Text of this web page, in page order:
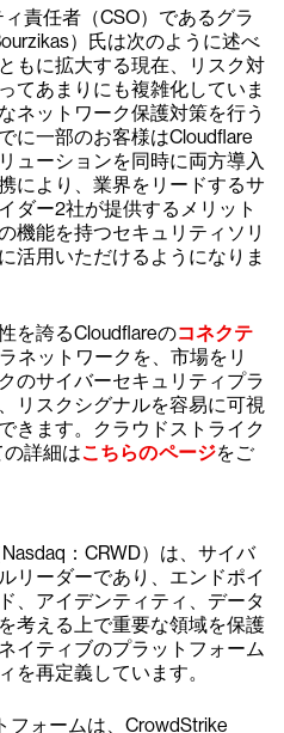
責任者（CSO）であるグラ
）氏は次のように述べ
もに拡大する現在、リスク対
てあまりにも複雑化していま
ネットワーク保護対策を行う
に一部のお客様はCloudflare
ューションを同時に両方導入
により、業界をリードするサ
ダー2社が提供するメリット
機能を持つセキュリティソリ
活用いただけるようになりま
を誇るCloudflareのコネクテ
ネットワークを、市場をリ
のサイバーセキュリティプラ
リスクシグナルを容易に可視
きます。クラウドストライク
の詳細はこちらのページをご
：CRWD）は、サイバ
リーダーであり、エンドポイ
、アイデンティティ、データ
考える上で重要な領域を保護
イティブのプラットフォーム
を再定義しています。
フォームは、CrowdStrike